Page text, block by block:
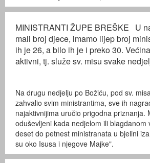
MINISTRANTI ŽUPE BREŠKE U
mali broj djece, imamo lijep broj
ih je 26, a bilo ih je i preko 30.
aktivni, tj. služe sv. misu svake
Na drugu nedjelju po Božiću, pod sv.
zahvalio svim ministrantima, sve ih
najaktivnijima uručio prigodna priznanja.
oduševljeni kada nedjelom ili blagdanom
deset do petnest ministranata u bjelini
su oko Isusa i njegove Majke".